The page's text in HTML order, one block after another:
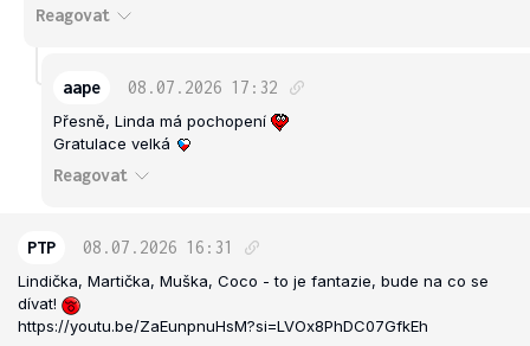
Reagovat
aape 08.07.2026 17:32
Přesně, Linda má pochopení
Gratulace velká
Reagovat
PTP 08.07.2026 16:31
Lindička, Martička, Muška, Coco - to je fantazie, bude na co se
dívat!
https://youtu.be/ZaEunpnuHsM?si=LVOx8PhDC07GfkEh